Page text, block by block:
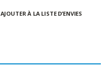
AJOUTER À LA LISTE D’ENVIES